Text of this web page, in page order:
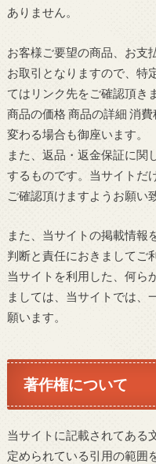
ありません。
お客様ご要望の商品、お支
お取引となりますので、特
てはリンク先をご確認頂き
商品の価格 商品の詳細 消
変わる場合も御座います。
また、返品・返金保証に関
するものです。当サイトだ
ご確認頂けますようお願い
また、当サイトの掲載情報
判断と責任におきましてご
当サイトを利用した、何ら
ましては、当サイトでは、
願います。
著作権について
当サイトに記載されてある
定められている引用の範囲